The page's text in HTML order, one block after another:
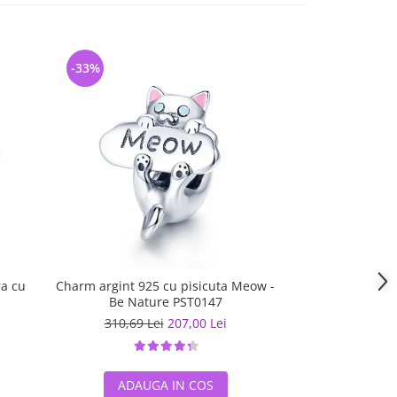
cu
Charm argint 925 cu pisicuta Meow -
Be Nature PST0147
310,69 Lei 207,00 Lei
-33%
ADAUGA IN COS
Charm argint